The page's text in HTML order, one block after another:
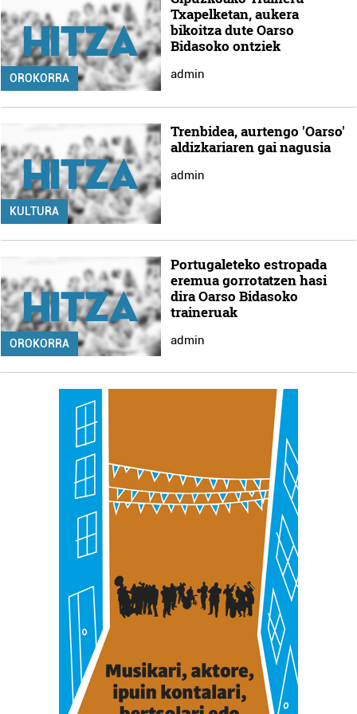
OROKORRA
Txapelketan, aukera
bikoitza dute Oarso
Bidasoko ontziek
admin
KULTURA
Trenbidea, aurtengo 'Oarso'
aldizkariaren gai nagusia
admin
OROKORRA
Portugaleteko estropada
eremua gorrotatzen hasi
dira Oarso Bidasoko
traineruak
admin